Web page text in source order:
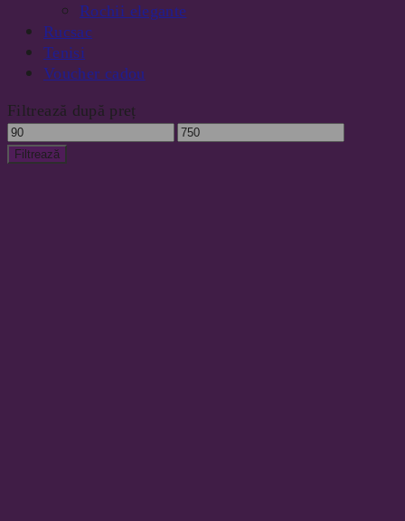
Rochii elegante
Rucsac
Tenisi
Voucher cadou
Filtrează după preț
Preț
minim
Preț
Filtrează